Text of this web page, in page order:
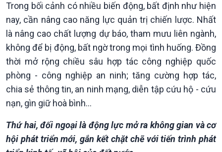
Trong bối cảnh có nhiều biến động, bất định như hiện
nay, cần nâng cao năng lực quản trị chiến lược. Nhất
là nâng cao chất lượng dự báo, tham mưu liên ngành,
không để bị động, bất ngờ trong mọi tình huống. Đồng
thời mở rộng chiều sâu hợp tác công nghiệp quốc
phòng - công nghiệp an ninh; tăng cường hợp tác,
chia sẻ thông tin, an ninh mạng, diễn tập cứu hộ - cứu
nạn, gìn giữ hoà bình...
Thứ hai, đối ngoại là động lực mở ra không gian và cơ
hội phát triển mới, gắn kết chặt chẽ với tiến trình phát